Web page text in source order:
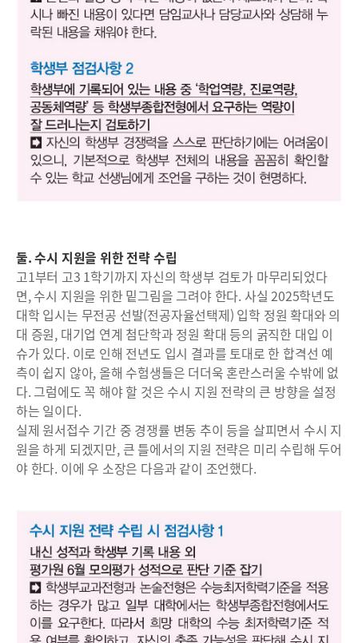
둘. 수시 지원을 위한 전략 수립
고1부터 고3 1학기까지 자신의 학생부 검토가 마무리되었다
면, 수시 지원을 위한 밑그림을 그려야 한다. 사실 2025학년도
대학 입시는 무전공 선발(전공자율선택제) 입학 정원 확대와 의
대 증원, 대기업 연계 첨단학과 정원 확대 등의 굵직한 대입 이
슈가 있다. 이로 인해 전년도 입시 결과를 토대로 한 합격선 예
측이 쉽지 않아, 올해 수험생들은 더더욱 혼란스러울 수밖에 없
다. 그럼에도 꼭 해야 할 것은 수시 지원 전략의 큰 방향을 설정
하는 일이다.
실제 원서접수 기간 중 경쟁률 변동 추이 등을 살피면서 수시 지
원을 하게 되겠지만, 큰 틀에서의 지원 전략은 미리 수립해 두어
야 한다. 이에 우 소장은 다음과 같이 조언했다.